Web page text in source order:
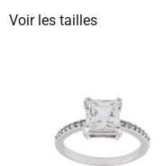
Voir les tailles